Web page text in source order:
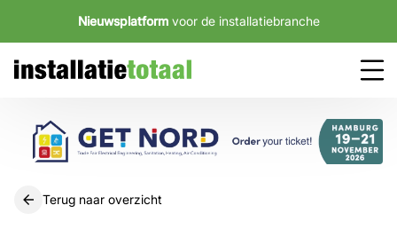
Nieuwsplatform voor de installatiebranche
Terug naar overzicht